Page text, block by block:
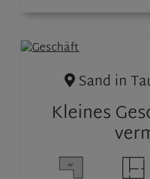
Sand in
Kleines